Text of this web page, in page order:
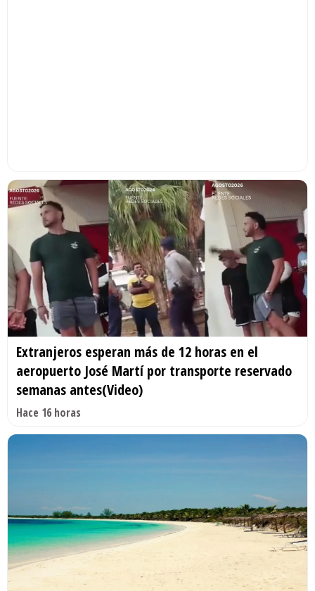
Extranjeros esperan más de 12 horas en el
aeropuerto José Martí por transporte reservado
semanas antes(Video)
Hace 16 horas